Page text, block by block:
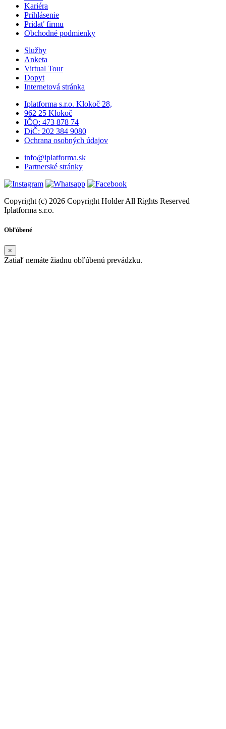
Kariéra
Prihlásenie
Pridať firmu
Obchodné podmienky
Služby
Anketa
Virtual Tour
Dopyt
Internetová stránka
Iplatforma s.r.o. Klokoč 28,
962 25 Klokoč
IČO: 473 878 74
DiČ: 202 384 9080
Ochrana osobných údajov
info@iplatforma.sk
Partnerské stránky
Copyright (c) 2026 Copyright Holder All Rights Reserved
Iplatforma s.r.o.
Obľúbené
×
Zatiaľ nemáte žiadnu obľúbenú prevádzku.